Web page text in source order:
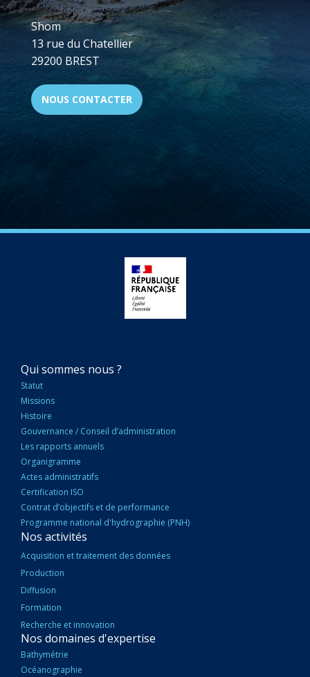
Shom
13 rue du Chatellier
29200 BREST
NOUS CONTACTER
NAVIGATION
PRINCIPALE
Qui sommes nous ?
Statut
Missions
Histoire
Gouvernance / Conseil d’administration
Les rapports annuels
Organigramme
Actes administratifs
Certification ISO
Contrat d’objectifs et de performance
Programme national d'hydrographie (PNH)
Nos activités
Acquisition et traitement des données
Production
Diffusion
Formation
Recherche et innovation
Nos domaines d'expertise
Bathymétrie
Océanographie